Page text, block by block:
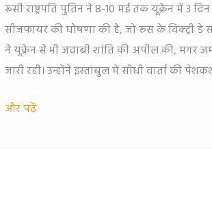
रूसी राष्ट्रपति पुतिन ने 8-10 मई तक यूक्रेन में 3
सीजफायर की घोषणा की है, जो रूस के विक्ट्री डे
ने यूक्रेन से भी जवाबी शांति की अपील की, मगर
जारी रही। उन्होंने इस्तांबुल में सीधी वार्ता की
और पढ़ें